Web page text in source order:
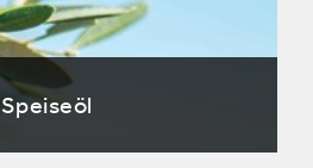
Speiseöl